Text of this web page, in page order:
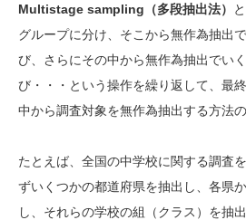
Multistage sampling（多段抽出法）
グループに分け、そこから無作為抽出
び、さらにその中から無作為抽出でい
び・・・という操作を繰り返して、最
中から調査対象を無作為抽出する方法の
たとえば、全国の中学校に関する調査
ずいくつかの都道府県を抽出し、各県
し、それらの学校の組（クラス）を抽